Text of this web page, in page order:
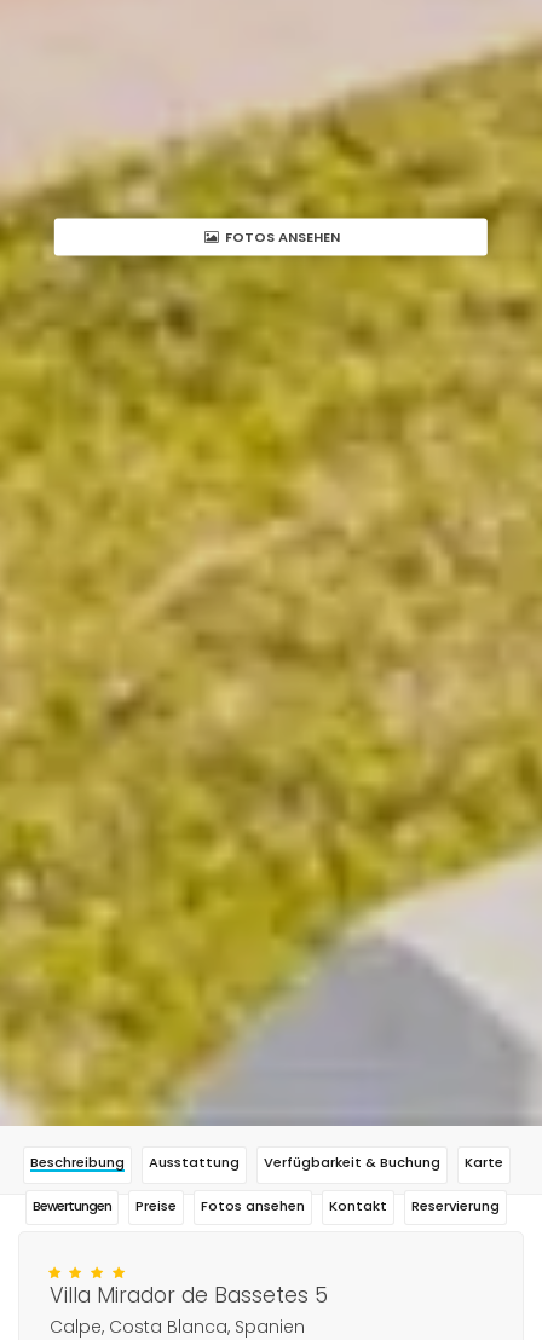
FOTOS ANSEHEN
Beschreibung Ausstattung Verfügbarkeit & Buchung Karte
Bewertungen Preise Fotos ansehen Kontakt Reservierung
Villa Mirador de Bassetes 5
Calpe, Costa Blanca, Spanien